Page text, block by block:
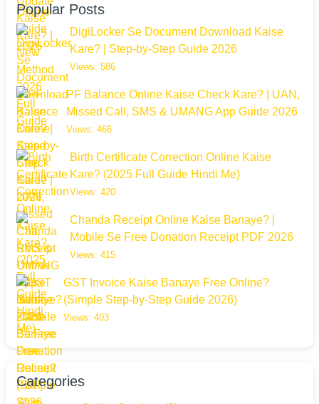
Popular Posts
DigiLocker Se Document Download Kaise
Kare? | Step-by-Step Guide 2026
Views: 586
PF Balance Online Kaise Check Kare? | UAN,
Missed Call, SMS & UMANG App Guide 2026
Views: 466
Birth Certificate Correction Online Kaise
Kare? (2025 Full Guide Hindi Me)
Views: 420
Chanda Receipt Online Kaise Banaye? |
Mobile Se Free Donation Receipt PDF 2026
Views: 415
GST Invoice Kaise Banaye Free Online?
(Simple Step-by-Step Guide 2026)
Views: 403
Categories